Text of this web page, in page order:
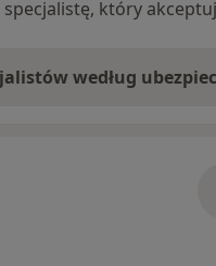
który
według